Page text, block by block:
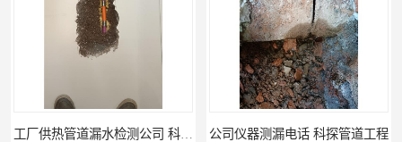
工厂供热管道漏水检测公司 科探管道工程 公司仪器测漏电话 科探管道工程